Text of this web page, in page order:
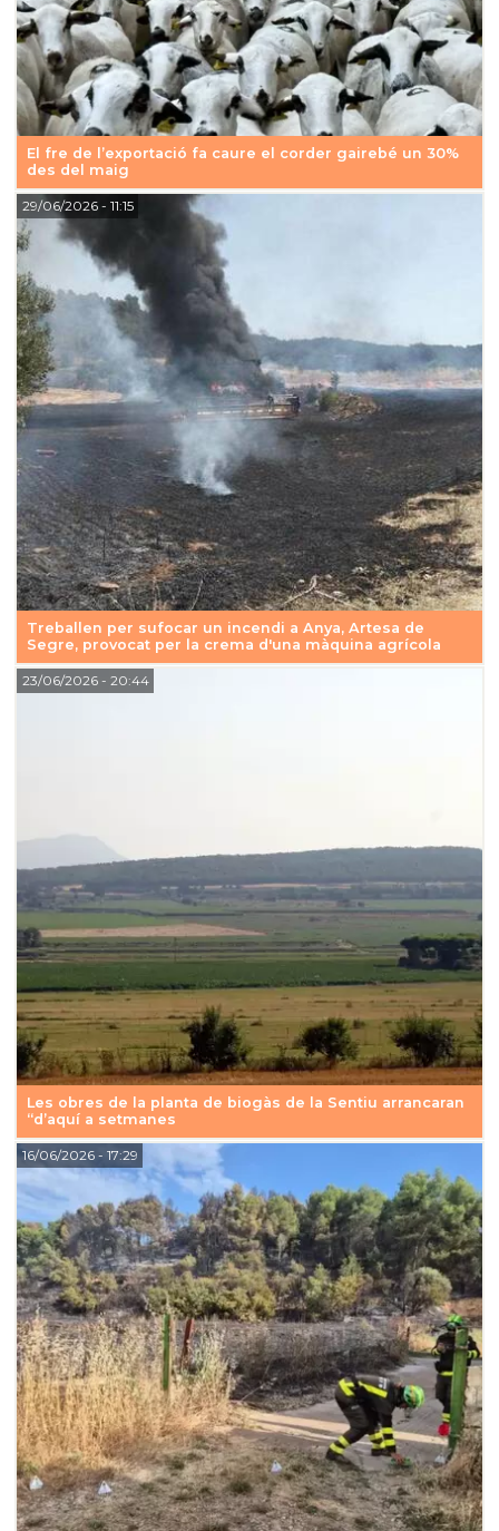
El fre de l’exportació fa caure el corder gairebé un 30%
des del maig
Treballen per sufocar un incendi a Anya, Artesa de
Segre, provocat per la crema d'una màquina agrícola
29/06/2026- 11:15
Les obres de la planta de biogàs de la Sentiu arrancaran
“d’aquí a setmanes
23/06/2026- 20:44
16/06/2026- 17:29